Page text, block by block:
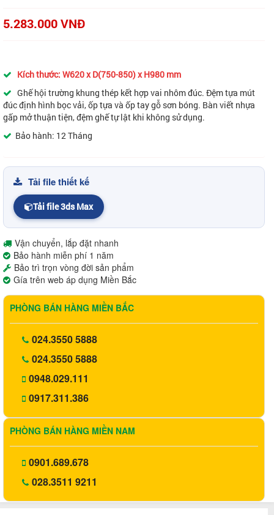
5.283.000 VNĐ
Kích thước: W620 x D(750-850) x H980 mm
Ghế hội trường khung thép kết hợp vai nhôm đúc. Đệm tựa mút
đúc định hình bọc vải, ốp tựa và ốp tay gỗ sơn bóng. Bàn viết nhựa
gấp mở thuận tiện, đệm ghế tự lật khi không sử dụng.
Bảo hành: 12 Tháng
Tải file thiết kế
Tải file 3ds Max
Vận chuyển, lắp đặt nhanh
Bảo hành miễn phí 1 năm
Bảo trì trọn vòng đời sản phẩm
Gía trên web áp dụng Miền Bắc
PHÒNG BÁN HÀNG MIỀN BẮC
024.3550 5888
024.3550 5888
0948.029.111
0917.311.386
PHÒNG BÁN HÀNG MIỀN NAM
0901.689.678
028.3511 9211